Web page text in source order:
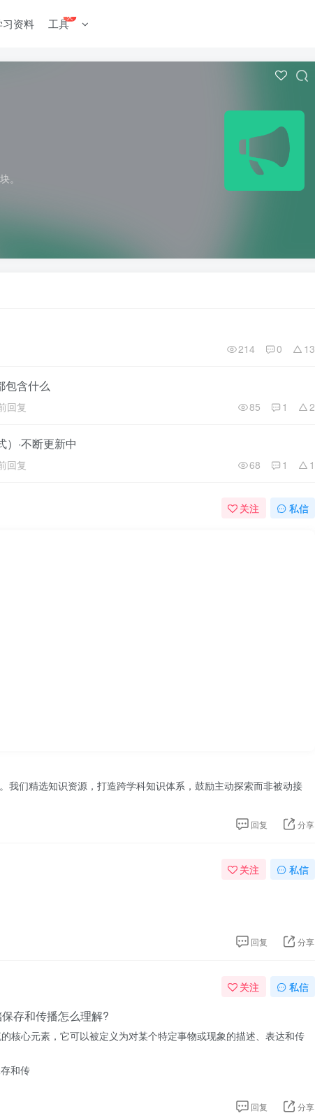
习资料 工具火
。
214 0 13
包含什么
回复 85 1 2
·不断更新中
回复 68 1 1
关注 私信
我们精选知识资源，打造跨学科知识体系，鼓励主动探索而非被动接
回复 分享
关注 私信
回复 分享
关注 私信
存和传播怎么理解?
核心元素，它可以被定义为对某个特定事物或现象的描述、表达和传
回复 分享